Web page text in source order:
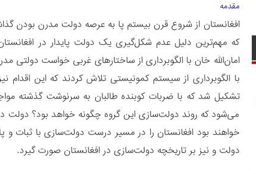
مقدمه
افغانستان از شروع قرن بیستم پا به عرصه دولت مدرن بودن
که مهم‌ترین دلیل عدم شکل‌گیری یک دولت پایدار در
امان‌الله خان با الگوبرداری از ساختارهای غربی خواست
با الگوبرداری از سیستم کمونیستی تلاش کردند که این
تشکیل شد که با ضربات کوبنده طالبان به سرنوشت گذشته
می‌شود که روند دولت‌سازی این گروه چگونه خواهد بود؟ دولت
خواهند بود افغانستان را در مسیر درست دولت‌سازی با ثبات
دولت و نیز بر تاریخچه دولت‌سازی در افغانستان صورت گیرد.